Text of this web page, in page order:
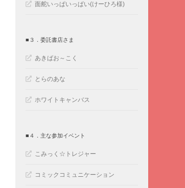
面舵いっぱいっぱい(けーひろ様)
■３．委託書店さま
あきばお～こく
とらのあな
ホワイトキャンバス
■４．主な参加イベント
こみっく☆トレジャー
コミックコミュニケーション